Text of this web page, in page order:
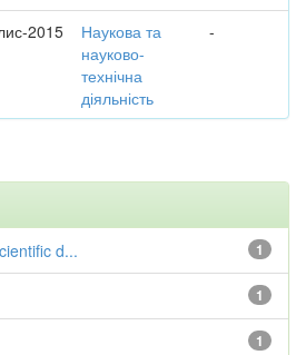
2015
Наукова та
науково-
технічна
діяльність
-
1
d...
1
1